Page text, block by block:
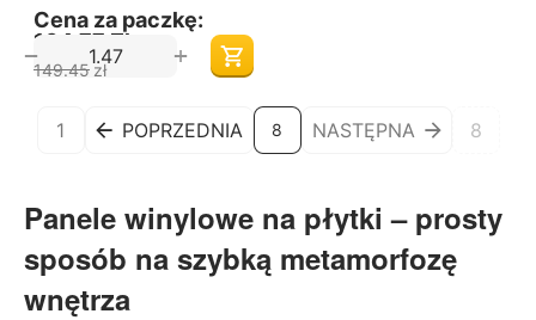
Panele winylowe na płytki – prosty
sposób na szybką metamorfozę
wnętrza
Cena za paczkę:
164,77 Zł
149.45zł
+
−
1 POPRZEDNIA 8 NASTĘPNA 8